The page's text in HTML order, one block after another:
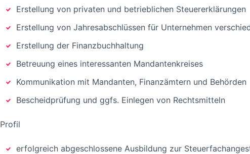
Erstellung von privaten und betrieblichen Steuererklärungen
Erstellung von Jahresabschlüssen für Unternehmen
Erstellung der Finanzbuchhaltung
Betreuung eines interessanten Mandantenkreises
Kommunikation mit Mandanten, Finanzämtern und Behörden
Bescheidprüfung und ggfs. Einlegen von Rechtsmitteln
Profil
erfolgreich abgeschlossene Ausbildung zur